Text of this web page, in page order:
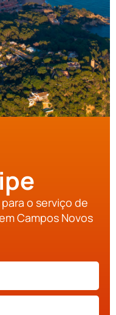
o serviço de
Campos Novos